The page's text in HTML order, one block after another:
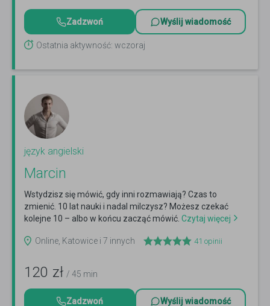
Zadzwoń Wyślij wiadomość
Ostatnia aktywność: wczoraj
język angielski
Marcin
Wstydzisz się mówić, gdy inni rozmawiają? Czas to
zmienić. 10 lat nauki i nadal milczysz? Możesz czekać
kolejne 10 – albo w końcu zacząć mówić. Czytaj więcej
Online, Katowice i 7 innych 41 opinii
120 zł / 45 min
Zadzwoń Wyślij wiadomość